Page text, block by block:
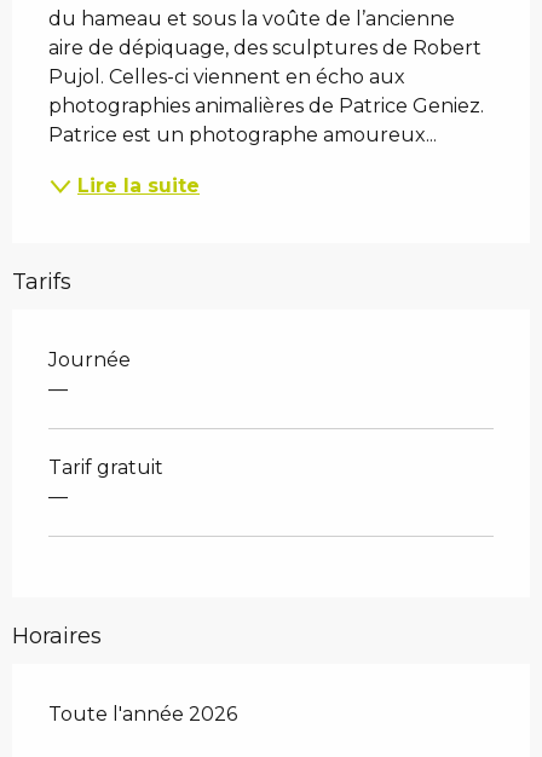
du hameau et sous la voûte de l’ancienne
aire de dépiquage, des sculptures de Robert
Pujol. Celles-ci viennent en écho aux
photographies animalières de Patrice Geniez.
Patrice est un photographe amoureux...
Lire la suite
Tarifs
Journée
—
Tarif gratuit
—
Horaires
Toute l'année 2026